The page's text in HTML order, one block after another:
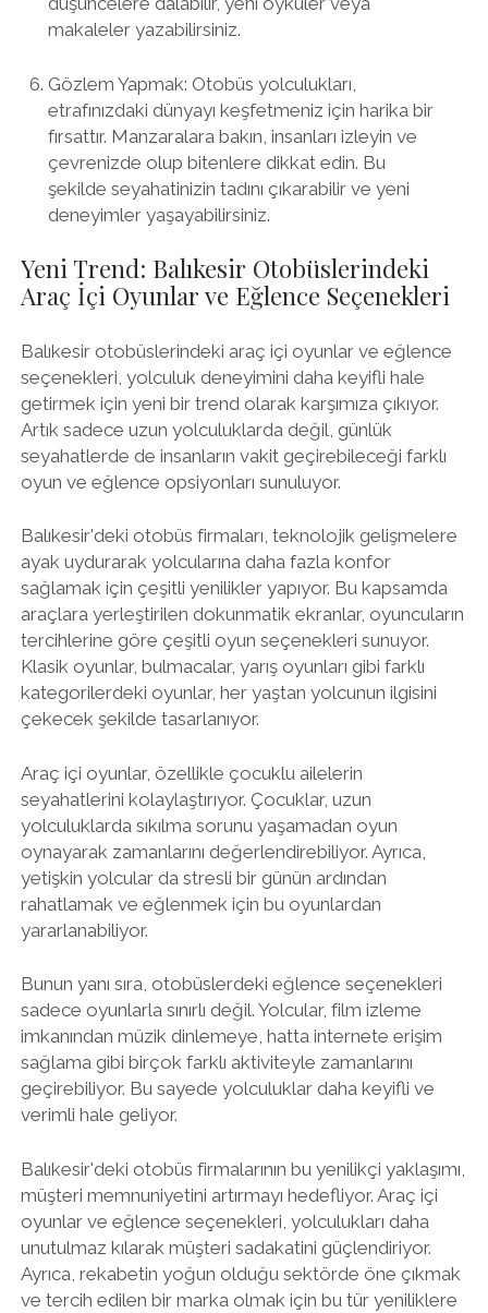
makaleler yazabilirsiniz.
Gözlem Yapmak: Otobüs yolculukları,
etrafınızdaki dünyayı keşfetmeniz için harika bir
fırsattır. Manzaralara bakın, insanları izleyin ve
çevrenizde olup bitenlere dikkat edin. Bu
şekilde seyahatinizin tadını çıkarabilir ve yeni
deneyimler yaşayabilirsiniz.
Yeni Trend: Balıkesir Otobüslerindeki
Araç İçi Oyunlar ve Eğlence Seçenekleri
Balıkesir otobüslerindeki araç içi oyunlar ve eğlence
seçenekleri, yolculuk deneyimini daha keyifli hale
getirmek için yeni bir trend olarak karşımıza çıkıyor.
Artık sadece uzun yolculuklarda değil, günlük
seyahatlerde de insanların vakit geçirebileceği farklı
oyun ve eğlence opsiyonları sunuluyor.
Balıkesir'deki otobüs firmaları, teknolojik gelişmelere
ayak uydurarak yolcularına daha fazla konfor
sağlamak için çeşitli yenilikler yapıyor. Bu kapsamda
araçlara yerleştirilen dokunmatik ekranlar, oyuncuların
tercihlerine göre çeşitli oyun seçenekleri sunuyor.
Klasik oyunlar, bulmacalar, yarış oyunları gibi farklı
kategorilerdeki oyunlar, her yaştan yolcunun ilgisini
çekecek şekilde tasarlanıyor.
Araç içi oyunlar, özellikle çocuklu ailelerin
seyahatlerini kolaylaştırıyor. Çocuklar, uzun
yolculuklarda sıkılma sorunu yaşamadan oyun
oynayarak zamanlarını değerlendirebiliyor. Ayrıca,
yetişkin yolcular da stresli bir günün ardından
rahatlamak ve eğlenmek için bu oyunlardan
yararlanabiliyor.
Bunun yanı sıra, otobüslerdeki eğlence seçenekleri
sadece oyunlarla sınırlı değil. Yolcular, film izleme
imkanından müzik dinlemeye, hatta internete erişim
sağlama gibi birçok farklı aktiviteyle zamanlarını
geçirebiliyor. Bu sayede yolculuklar daha keyifli ve
verimli hale geliyor.
Balıkesir'deki otobüs firmalarının bu yenilikçi yaklaşımı,
müşteri memnuniyetini artırmayı hedefliyor. Araç içi
oyunlar ve eğlence seçenekleri, yolculukları daha
unutulmaz kılarak müşteri sadakatini güçlendiriyor.
Ayrıca, rekabetin yoğun olduğu sektörde öne çıkmak
ve tercih edilen bir marka olmak için bu tür yeniliklere